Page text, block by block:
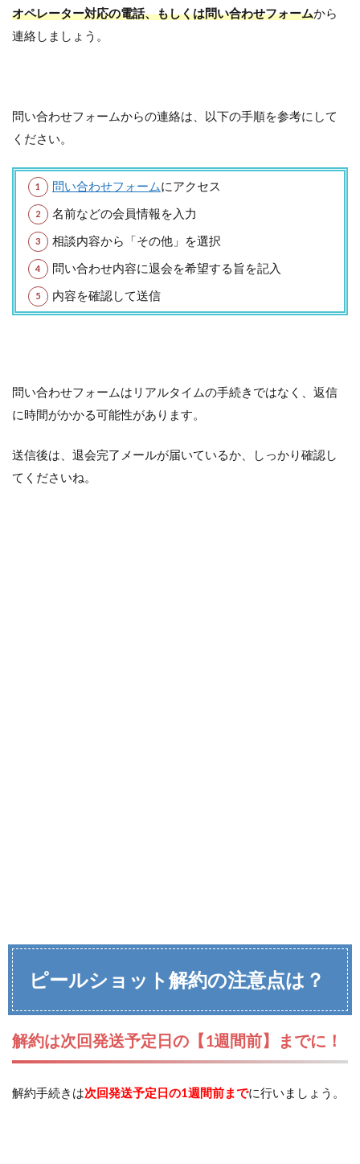
オペレーター対応の電話、もしくは問い合わせフォームから
連絡しましょう。
問い合わせフォームからの連絡は、以下の手順を参考にして
ください。
問い合わせフォームにアクセス
名前などの会員情報を入力
相談内容から「その他」を選択
問い合わせ内容に退会を希望する旨を記入
内容を確認して送信
問い合わせフォームはリアルタイムの手続きではなく、返信
に時間がかかる可能性があります。
送信後は、退会完了メールが届いているか、しっかり確認し
てくださいね。
ピールショット解約の注意点は？
解約は次回発送予定日の【1週間前】までに！
解約手続きは次回発送予定日の1週間前までに行いましょう。